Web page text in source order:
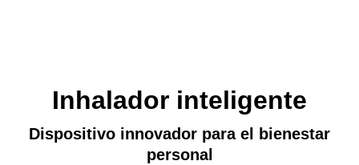
Inhalador inteligente
Dispositivo innovador para el bienestar
personal